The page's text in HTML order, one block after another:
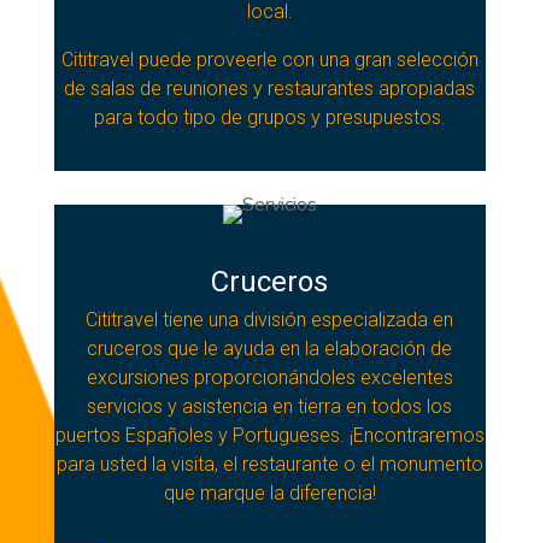
local.
Cititravel puede proveerle con una gran selección
de salas de reuniones y restaurantes apropiadas
para todo tipo de grupos y presupuestos.
Cruceros
Cititravel tiene una división especializada en
cruceros que le ayuda en la elaboración de
excursiones proporcionándoles excelentes
servicios y asistencia en tierra en todos los
puertos Españoles y Portugueses. ¡Encontraremos
para usted la visita, el restaurante o el monumento
que marque la diferencia!